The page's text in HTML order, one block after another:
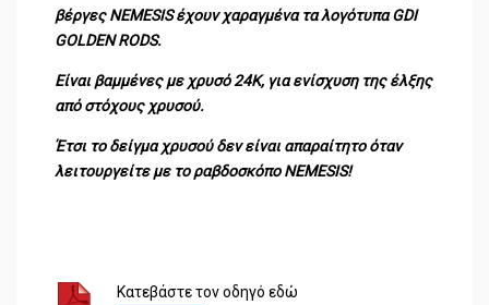
βέργες NEMESIS έχουν χαραγμένα τα λογότυπα GDI
GOLDEN RODS.
Είναι βαμμένες με χρυσό 24Κ, για ενίσχυση της έλξης
από στόχους χρυσού.
Έτσι το δείγμα χρυσού δεν είναι απαραίτητο όταν
λειτουργείτε με το ραβδοσκόπο NEMESIS!
Κατεβάστε τον οδηγό εδώ